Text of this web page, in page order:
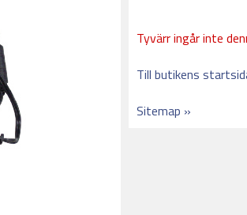
Tyvärr ingår inte
Till butikens
Sitemap »